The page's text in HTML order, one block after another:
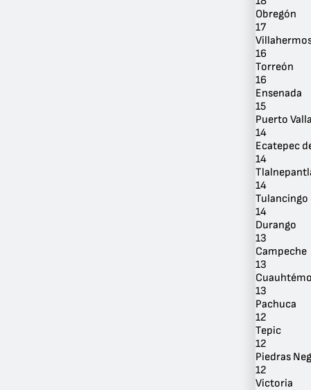
Obregón
17
16
Torreón
16
Ensenada
15
Puerto
14
Ecatepec
14
14
Tulancingo
14
Durango
13
Campeche
13
13
Pachuca
12
Tepic
12
Piedras
12
Victoria